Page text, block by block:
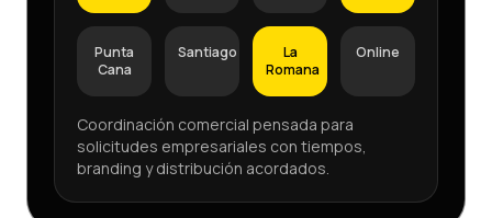
Punta
Cana
Santiago
La
Romana
Online
Coordinación comercial pensada para
solicitudes empresariales con tiempos,
branding y distribución acordados.